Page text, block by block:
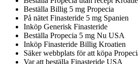
Beställa Billig 5 mg Propecia
På nätet Finasteride 5 mg Spanien
Inköp Generisk Finasteride
Beställa Propecia 5 mg Nu USA
Inköp Finasteride Billig Kroatien
Säker webbplats för att köpa
Var att beställa Finasteride USA